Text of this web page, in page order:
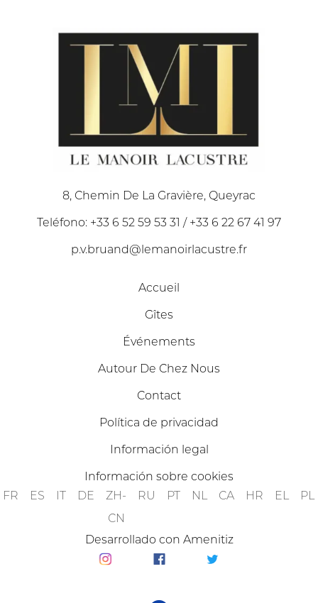
8, Chemin De La Gravière, Queyrac
Teléfono: +33 6 52 59 53 31 / +33 6 22 67 41 97
p.v.bruand@lemanoirlacustre.fr
Accueil
Gîtes
Événements
Autour De Chez Nous
Contact
Política de privacidad
Información legal
Información sobre cookies
FR
ES IT DE
ZH-
CN
RU PT NL CA HR EL PL
Desarrollado con Amenitiz